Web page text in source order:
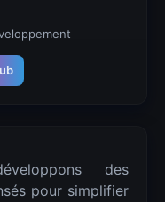
des
pour simplifier